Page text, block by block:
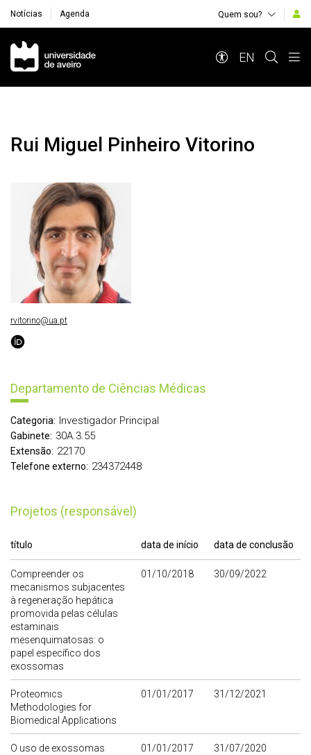
Notícias Agenda Quem sou?
Navegação Principal
EN
Rui Miguel Pinheiro Vitorino
Departamento de Ciências Médicas
Categoria: Investigador Principal
Gabinete: 30A.3.55
Extensão: 22170
Telefone externo: 234372448
Projetos (responsável)
título data de início data de conclusão
Compreender os
mecanismos subjacentes
à regeneração hepática
promovida pelas células
estaminais
mesenquimatosas: o
papel específico dos
exossomas
01/10/2018 30/09/2022
Proteomics
Methodologies for
Biomedical Applications
01/01/2017 31/12/2021
O uso de exossomas
01/01/2017 31/07/2020
rvitorino@ua.pt